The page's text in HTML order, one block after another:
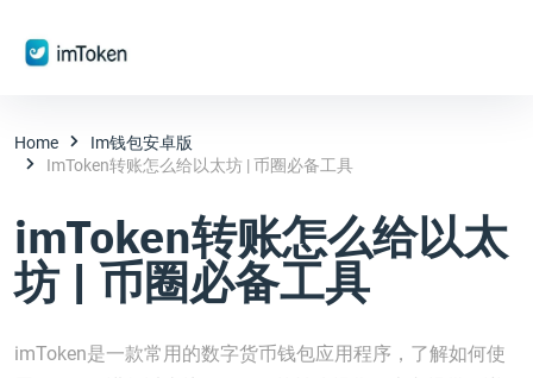
Home
Im钱包安卓版
ImToken转账怎么给以太坊 | 币圈必备工具
imToken转账怎么给以太
坊 | 币圈必备工具
imToken是一款常用的数字货币钱包应用程序，了解如何使